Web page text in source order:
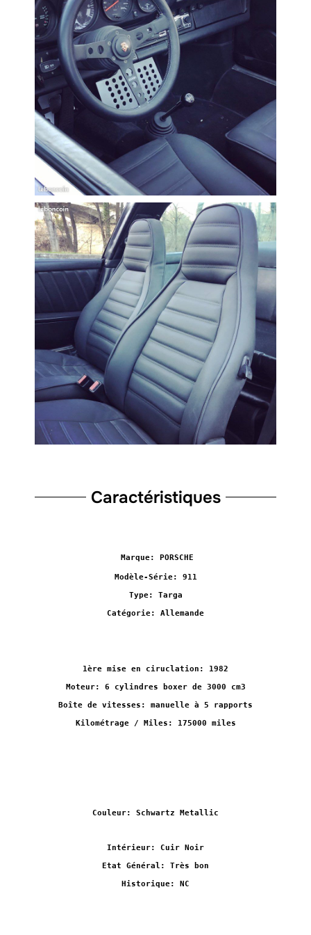
Caractéristiques
Marque: PORSCHE
Modèle-Série: 911
Type: Targa
Catégorie: Allemande
1ère mise en ciruclation: 1982
Moteur: 6 cylindres boxer de 3000 cm3
Boîte de vitesses: manuelle à 5 rapports
Kilométrage / Miles: 175000 miles
Couleur: Schwartz Metallic
Intérieur: Cuir Noir
Etat Général: Très bon
Historique: NC